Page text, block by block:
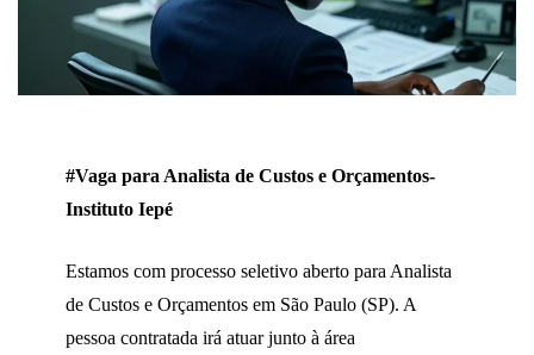
#Vaga para Analista de Custos e Orçamentos-
Instituto Iepé
Estamos com processo seletivo aberto para Analista
de Custos e Orçamentos em São Paulo (SP). A
pessoa contratada irá atuar junto à área